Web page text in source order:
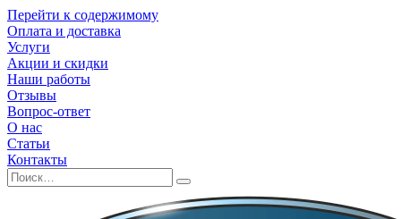
Перейти к содержимому
Оплата и доставка
Услуги
Акции и скидки
Наши работы
Отзывы
Вопрос-ответ
О нас
Статьи
Контакты